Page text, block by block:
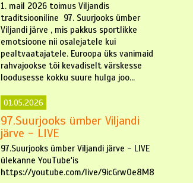
1. mail 2026 toimus Viljandis
traditsiooniline 97. Suurjooks ümber
Viljandi järve , mis pakkus sportlikke
emotsioone nii osalejatele kui
pealtvaatajatele. Euroopa üks vanimaid
rahvajookse tõi kevadiselt värskesse
loodusesse kokku suure hulga joo...
01.05.2026
97.Suurjooks ümber Viljandi
järve - LIVE
97.Suurjooks ümber Viljandi järve - LIVE
ülekanne YouTube'is
https://youtube.com/live/9icGrw0e8M8